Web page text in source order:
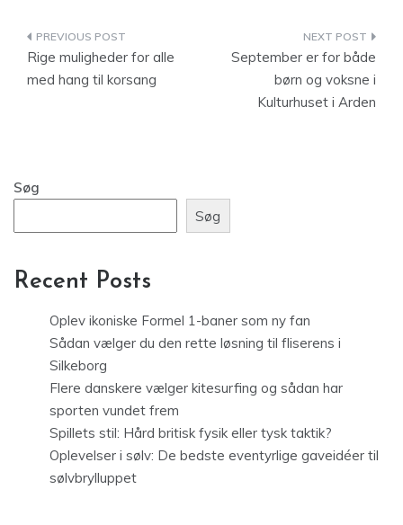
Indlægsnavigation
Rige muligheder for alle
med hang til korsang
September er for både
børn og voksne i
Kulturhuset i Arden
Søg
Søg
Recent Posts
Oplev ikoniske Formel 1-baner som ny fan
Sådan vælger du den rette løsning til fliserens i
Silkeborg
Flere danskere vælger kitesurfing og sådan har
sporten vundet frem
Spillets stil: Hård britisk fysik eller tysk taktik?
Oplevelser i sølv: De bedste eventyrlige gaveidéer til
sølvbrylluppet